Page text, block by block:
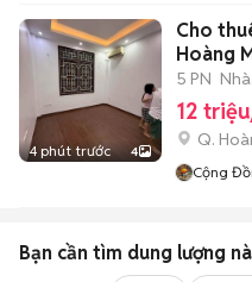
4 phút trước 4
Cho
Hoàng
5 PN
12
Q.
Cộng
Bạn cần tìm dung lượng